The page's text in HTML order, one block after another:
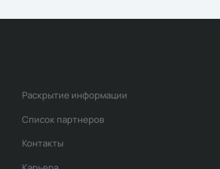
Раскрытие информации
Список партнеров
Контакты